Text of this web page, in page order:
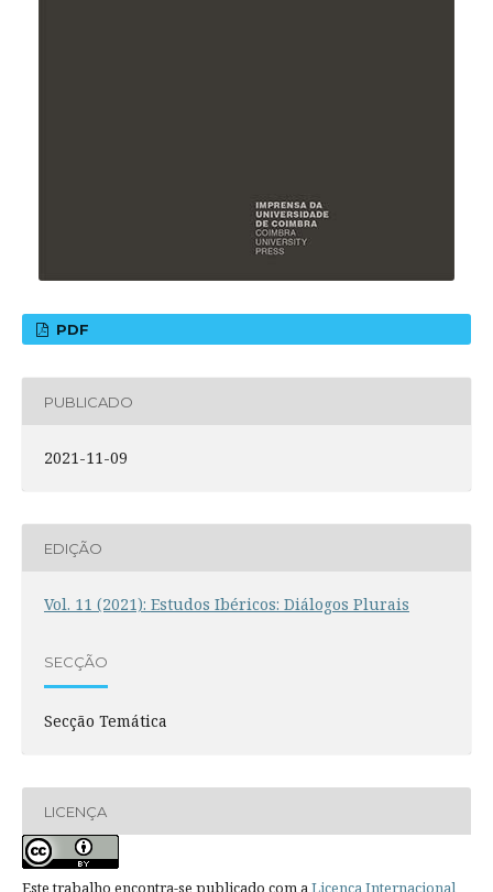
PDF
PUBLICADO
2021-11-09
EDIÇÃO
Vol. 11 (2021): Estudos Ibéricos: Diálogos Plurais
SECÇÃO
Secção Temática
LICENÇA